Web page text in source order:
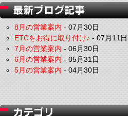
8月の営業案内-07月30日
ETCをお得に取り付け♪-07月11日
7月の営業案内-06月30日
6月の営業案内-05月31日
5月の営業案内-04月30日